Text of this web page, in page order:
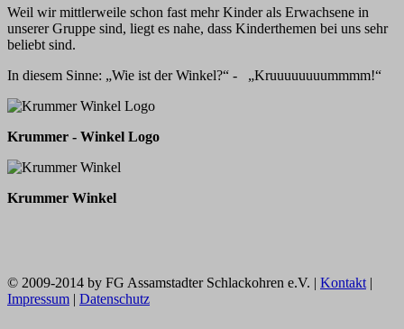
Weil wir mittlerweile schon fast mehr Kinder als Erwachsene in
unserer Gruppe sind, liegt es nahe, dass Kinderthemen bei uns sehr
beliebt sind.
In diesem Sinne: „Wie ist der Winkel?“ - „Kruuuuuuuummmm!“
Krummer - Winkel Logo
Krummer Winkel
© 2009-2014 by FG Assamstadter Schlackohren e.V. | Kontakt |
Impressum | Datenschutz